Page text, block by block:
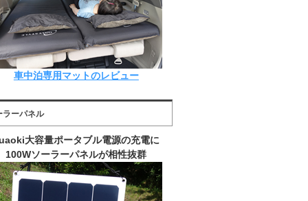
車中泊専用マットのレビュー
ラーパネル
大容量ポータブル電源の充電に
100Wソーラーパネルが相性抜群